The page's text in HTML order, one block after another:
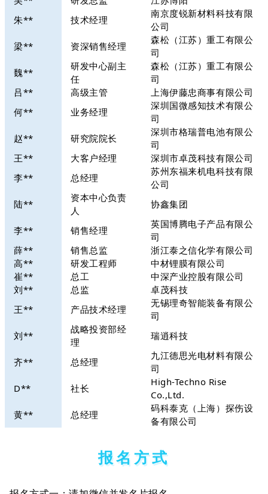
朱**
技术经理
南京度锐新材料科技有限
公司
梁**
资深销售经理
森松（江苏）重工有限公
司
魏**
研发中心副主
任
森松（江苏）重工有限公
司
吕**
高级主管
上海伊藤忠商事有限公司
何**
业务经理
深圳国微感知技术有限公
司
赵**
研究院院长
深圳市格瑞普电池有限公
司
王**
大客户经理
深圳市卓茂科技有限公司
李**
总经理
苏州东福来机电科技有限
公司
陆**
资本中心负责
人
协鑫集团
李** 销售经理
英国博腾电子产品有限公
司
薛**
销售总监
浙江泰之信化学有限公司
高**
研发工程师
中材锂膜有限公司
崔**
总工
中深产业控股有限公司
刘**
总监
卓茂科技
王**
产品技术经理
无锡理奇智能装备有限公
司
刘**
战略投资部经
理
瑞逍科技
齐** 总经理
九江德思光电材料有限公
司
D**
社长
High-Techno Rise
Co.,Ltd.
黄**
总经理
码科泰克（上海）探伤设
备有限公司
报名方式